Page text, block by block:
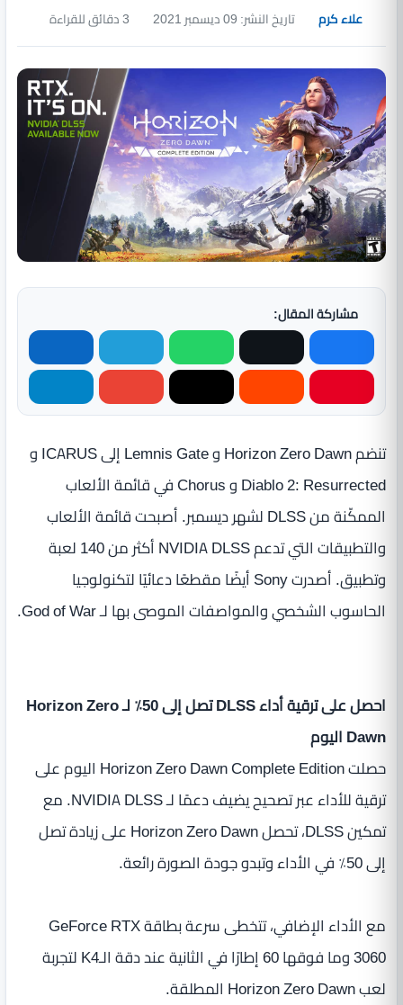
علاء كرم تاريخ النشر: 09 ديسمبر 2021
مشاركة المقال:
تنضم Horizon Zero Dawn و Lemnis Gate إلى ICARUS و
Diablo 2: Resurrected و Chorus في قائمة الألعاب
الممكّنة من DLSS لشهر ديسمبر. أصبحت قائمة الألعاب
والتطبيقات التي تدعم NVIDIA DLSS أكثر من 140 لعبة
وتطبيق. أصدرت Sony أيضًا مقطعًا دعائيًا لتكنولوجيا
الحاسوب الشخصي والمواصفات الموصى بها لـ God of War.
احصل على ترقية أداء DLSS تصل إلى 50٪ لـ Horizon Zero
Dawn اليوم
حصلت Horizon Zero Dawn Complete Edition اليوم على
ترقية للأداء عبر تصحيح يضيف دعمًا لـ NVIDIA DLSS. مع
تمكين DLSS، تحصل Horizon Zero Dawn على زيادة تصل
إلى 50٪ في الأداء وتبدو جودة الصورة رائعة.
مع الأداء الإضافي، تتخطى سرعة بطاقة GeForce RTX
3060 وما فوقها 60 إطارًا في الثانية عند دقة الـK4 لتجربة
لعب Horizon Zero Dawn المطلقة.